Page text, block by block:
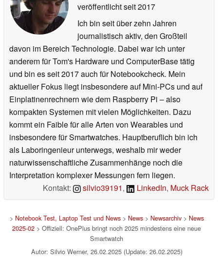
veröffentlichtseit 2017
Ich bin seit über zehn Jahren
journalistisch aktiv, den Großteil
davon im Bereich Technologie. Dabei war ich unter
anderem für Tom's Hardware und ComputerBase tätig
und bin es seit 2017 auch für Notebookcheck. Mein
aktueller Fokus liegt insbesondere auf Mini-PCs und auf
Einplatinenrechnern wie dem Raspberry Pi – also
kompakten Systemen mit vielen Möglichkeiten. Dazu
kommt ein Faible für alle Arten von Wearables und
insbesondere für Smartwatches. Hauptberuflich bin ich
als Laboringenieur unterwegs, weshalb mir weder
naturwissenschaftliche Zusammenhänge noch die
Interpretation komplexer Messungen fern liegen.
Kontakt:
silvio39191, LinkedIn, Muck Rack
> Notebook Test, Laptop Test und News> News> Newsarchiv> News
2025-02 > Offiziell: OnePlus bringt noch 2025 mindestens eine neue
Smartwatch
Autor: Silvio Werner, 26.02.2025 (Update: 26.02.2025)